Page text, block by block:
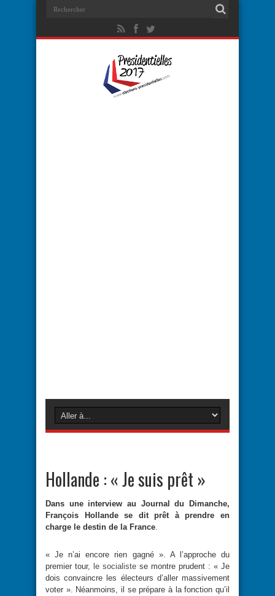
Hollande : « Je suis prêt »
Dans une interview au Journal du Dimanche,
François Hollande se dit prêt à prendre en
charge le destin de la France.
« Je n’ai encore rien gagné ». A l’approche du
premier tour, le socialiste se montre prudent : « Je
dois convaincre les électeurs d’aller massivement
voter ». Néanmoins, il se prépare à la fonction qu’il